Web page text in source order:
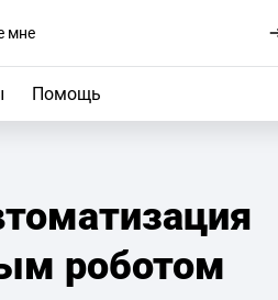
мне
Помощь
роботом